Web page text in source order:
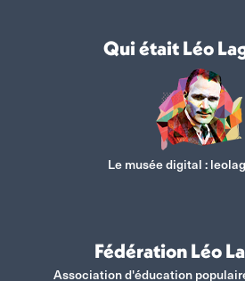
Qui était Léo
Le musée digital :
Fédération Léo
Association d'éducation